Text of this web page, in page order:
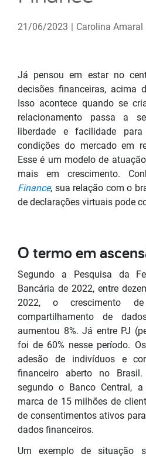
21/06/2023 | Carolina Amaral
Já pensou em estar no
decisões financeiras, acima
Isso acontece quando se
relacionamento passa a
liberdade e facilidade
condições do mercado em
Esse é um modelo de
mais em crescimento.
Finance, sua relação com o
de declarações virtuais pode
O termo em
Segundo a Pesquisa da
Bancária de 2022, entre
2022, o crescimento de
compartilhamento de
aumentou 8%. Já entre PJ
foi de 60% nesse período.
adesão de indivíduos e
financeiro aberto no
segundo o Banco Central,
marca de 15 milhões de
de consentimentos ativos
dados financeiros.
Um exemplo de situação